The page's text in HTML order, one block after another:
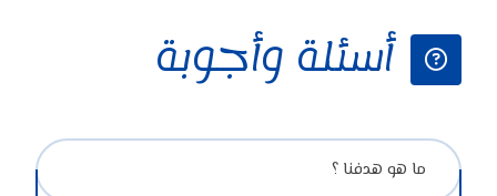
أسئلة وأجوبة
ما هو هدفنا ؟